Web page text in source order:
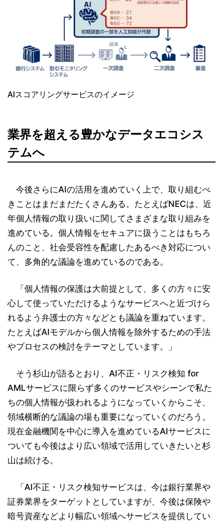
AIスコアリングサービスのイメージ
業界を超える豊かなデータエコシス
テムへ
今後さらにAIの活用を進めていく上で、取り組むべ
きことはまだまだたくさんある。たとえばNECは、近
年個人情報の取り扱いに関してさまざまな取り組みを
進めている。個人情報をセキュアに扱うことはもちろ
んのこと、社会受容性を配慮したあるべき対応につい
て、多角的な議論を進めているのである。
「個人情報の保護は大前提として、多くの方々に安
心して使っていただけるようなサービスへと近づけら
れるよう弁護士の方々などとも議論を重ねています。
たとえばAIモデルから個人情報を除外するための手法
やプロセスの検討をテーマとしています。」
そう杉山が語るとおり、AI不正・リスク検知 for
AMLサービスに限らず多くのサービスやシーンで私た
ちの個人情報が扱われるようになっていくからこそ、
領域横断的な議論の場も重要になっていくのだろう。
現在金融機関を中心に導入を進めているAIサービスに
ついても今後はより広い領域で活用していきたいと杉
山は続ける。
「AI不正・リスク検知サービスは、今は銀行業界や
証券業界をターゲットとしていますが、今後は保険や
暗号資産などより幅広い領域へサービスを提供してい